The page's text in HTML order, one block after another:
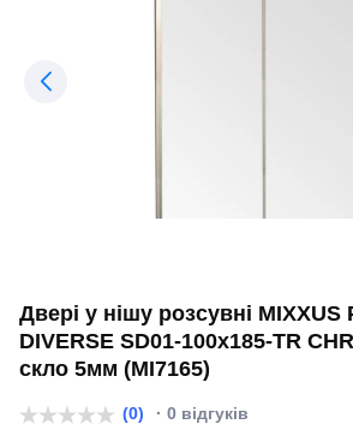
Двері у нішу розсувні MIXXUS
DIVERSE SD01-100x185-TR
скло 5мм (MI7165)
(0) · 0 відгуків